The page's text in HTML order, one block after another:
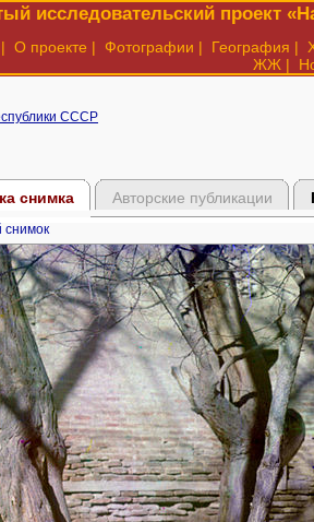
исследовательский проект
| О проекте | Фотографии | География |
ЖЖ |
СССР
снимка Авторские публикации
снимок